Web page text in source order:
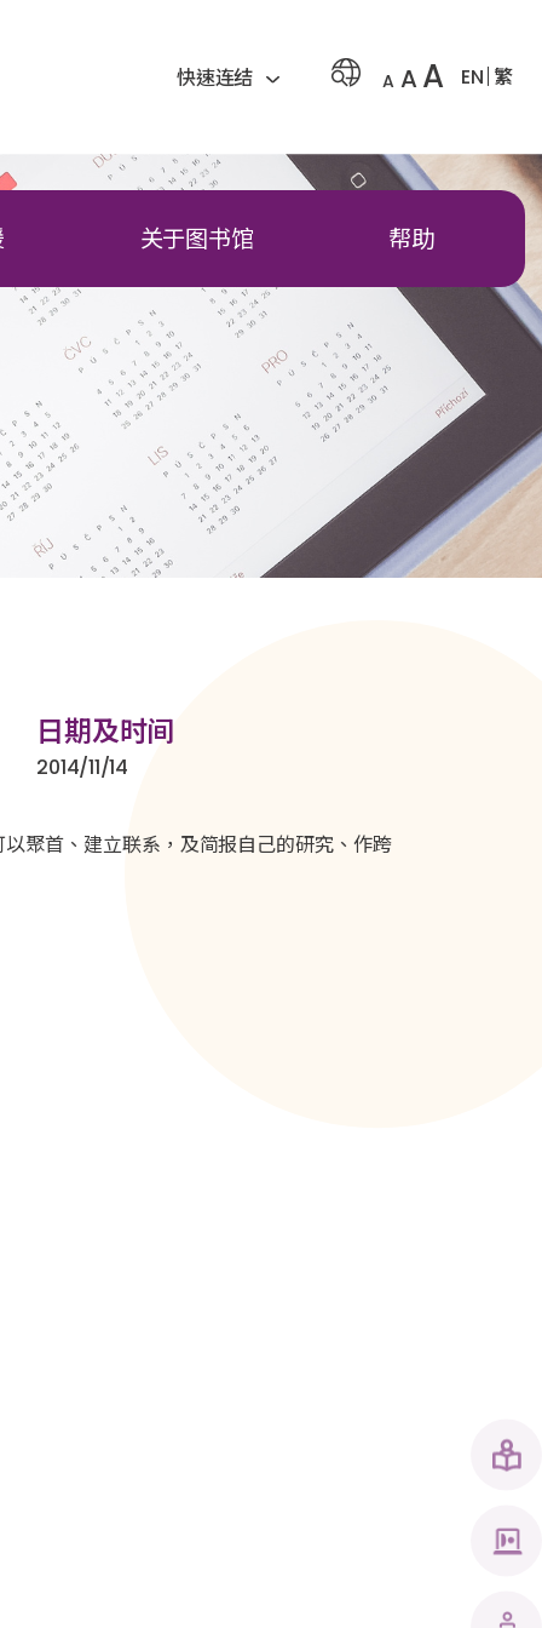
快速连结 A A A EN 繁
关于图书馆 帮助
日期及时间
2014/11/14
聚首、建立联系，及简报自己的研究、作跨